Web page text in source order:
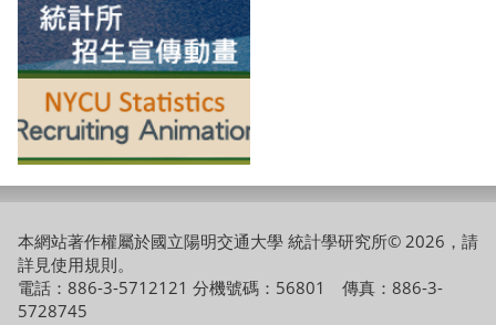
本網站著作權屬於國立陽明交通大學 統計學研究所© 2026，請
詳見使用規則。
電話：886-3-5712121 分機號碼：56801 傳真：886-3-
5728745